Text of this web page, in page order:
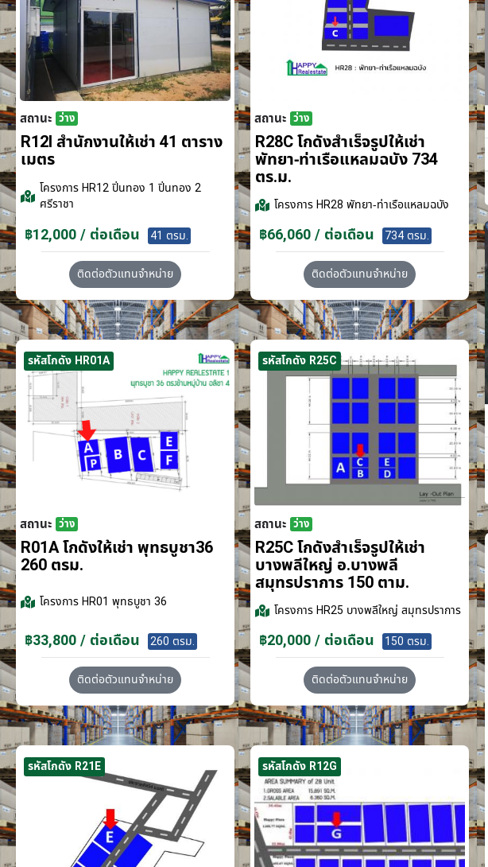
สถานะ ว่าง
R12I สำนักงานให้เช่า 41 ตาราง
เมตร
โครงการHR12 ปิ่นทอง 1 ปิ่นทอง 2
ศรีราชา
฿12,000 / ต่อเดือน 41 ตรม.
ติดต่อตัวแทนจำหน่าย
สถานะ ว่าง
R28C โกดังสำเร็จรูปให้เช่า
พัทยา-ท่าเรือแหลมฉบัง 734
ตร.ม.
โครงการHR28 พัทยา-ท่าเรือแหลมฉบัง
฿66,060 / ต่อเดือน 734 ตรม.
ติดต่อตัวแทนจำหน่าย
รหัสโกดัง HR01A
สถานะ ว่าง
R01A โกดังให้เช่า พุทธบูชา36
260 ตรม.
โครงการHR01 พุทธบูชา 36
฿33,800 / ต่อเดือน 260 ตรม.
ติดต่อตัวแทนจำหน่าย
รหัสโกดัง R25C
สถานะ ว่าง
R25C โกดังสำเร็จรูปให้เช่า
บางพลีใหญ่ อ.บางพลี
สมุทรปราการ 150 ตาม.
โครงการHR25 บางพลีใหญ่ สมุทรปราการ
฿20,000 / ต่อเดือน 150 ตรม.
ติดต่อตัวแทนจำหน่าย
รหัสโกดัง R21E รหัสโกดัง R12G